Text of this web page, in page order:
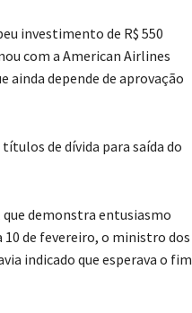
investimento de R$ 550
com a American Airlines
depende de aprovação
de dívida para saída do
que demonstra entusiasmo
de fevereiro, o ministro dos
indicado que esperava o fim